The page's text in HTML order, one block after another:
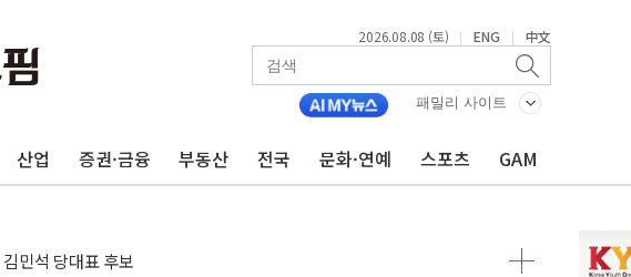
2026.08.08 (토) | ENG | 中文
패밀리 사이트
산업 증권·금융 부동산 전국 문화·연예 스포츠 GAM
설회 나선 송영길·정청래·김민석 당대표 후보